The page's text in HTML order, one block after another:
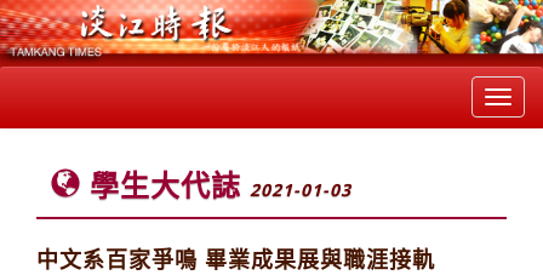
學生大代誌 2021-01-03
中文系百家爭鳴 畢業成果展與職涯接軌